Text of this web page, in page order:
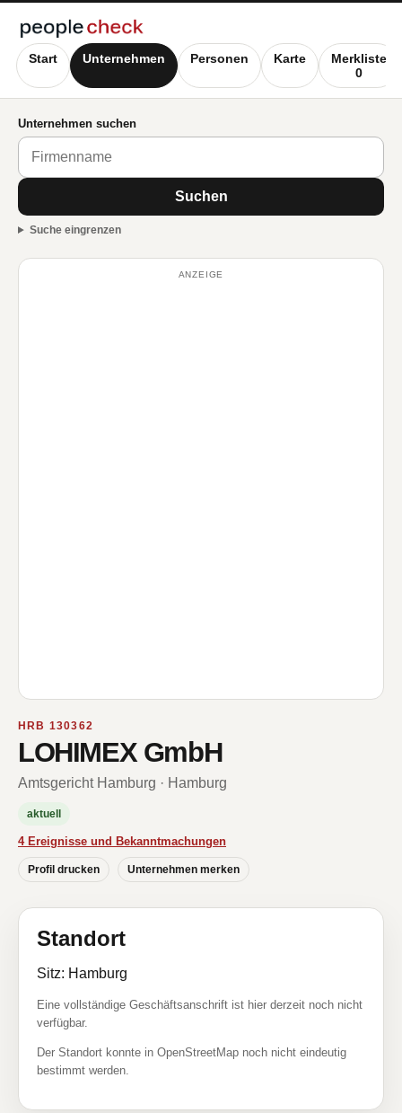
Start Unternehmen Personen Karte
Merkliste
0
Unternehmen suchen
Suchen
Suche eingrenzen
ANZEIGE
HRB 130362
LOHIMEX GmbH
Amtsgericht Hamburg · Hamburg
aktuell
4 Ereignisse und Bekanntmachungen
Profil drucken Unternehmen merken
Standort
Sitz: Hamburg
Eine vollständige Geschäftsanschrift ist hier derzeit noch nicht
verfügbar.
Der Standort konnte in OpenStreetMap noch nicht eindeutig
bestimmt werden.